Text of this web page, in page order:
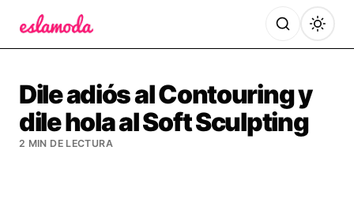
Dile adiós al Contouring y
dile hola al Soft Sculpting
2 MIN DE LECTURA